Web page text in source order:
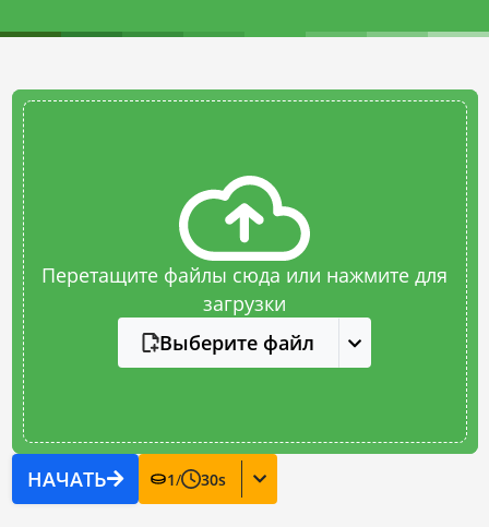
Перетащите файлы сюда или нажмите для
загрузки
Выберите файл
НАЧАТЬ 1/ 30s